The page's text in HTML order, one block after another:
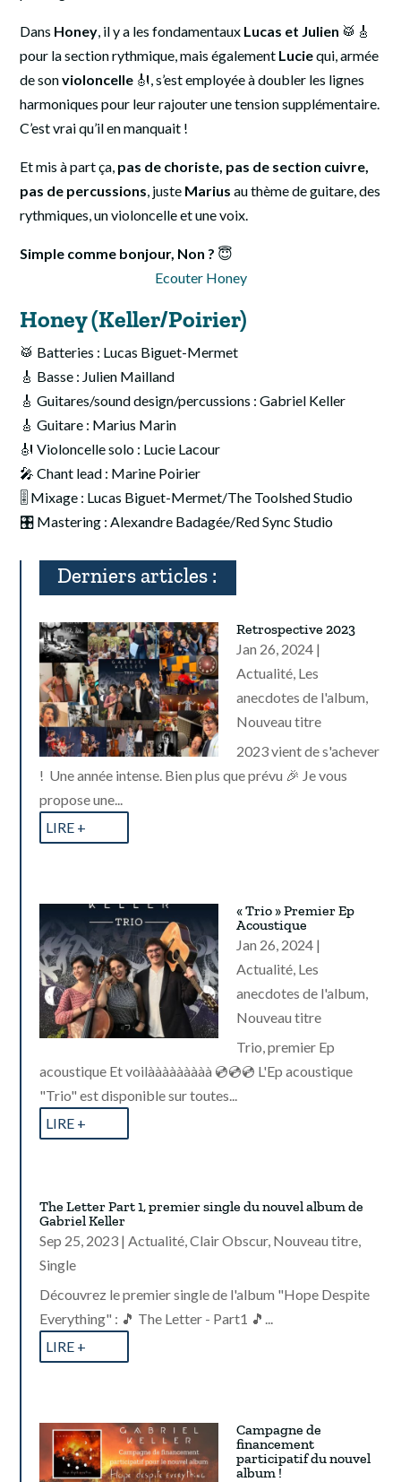
Dans Honey, il y a les fondamentaux Lucas et Julien 🥁🎸
pour la section rythmique, mais également Luciequi, armée
de sonvioloncelle 🎻, s’est employée à doubler les lignes
harmoniques pour leur rajouter une tension supplémentaire.
C’est vrai qu’il en manquait !
Et mis à part ça, pas de choriste, pas de section cuivre,
pas de percussions, juste Marius au thème de guitare, des
rythmiques, un violoncelle et une voix.
Simple comme bonjour, Non ? 😇
Ecouter Honey
Honey (Keller/Poirier)
🥁 Batteries : Lucas Biguet-Mermet
🎸 Basse : Julien Mailland
🎸 Guitares/sound design/percussions : Gabriel Keller
🎸 Guitare : Marius Marin
🎻 Violoncelle solo : Lucie Lacour
🎤 Chant lead : Marine Poirier
🎚️ Mixage : Lucas Biguet-Mermet/The Toolshed Studio
🎛️ Mastering : Alexandre Badagée/Red Sync Studio
Derniers articles :
Retrospective 2023
Jan 26, 2024 |
Actualité, Les
anecdotes de l'album,
Nouveau titre
2023 vient de s'achever
! Une année intense. Bien plus que prévu 🎉 Je vous
propose une...
LIRE +
« Trio » Premier Ep
Acoustique
Jan 26, 2024 |
Actualité, Les
anecdotes de l'album,
Nouveau titre
Trio, premier Ep
acoustique Et voilààààààààà 💿💿💿 L'Ep acoustique
"Trio" est disponible sur toutes...
LIRE +
The Letter Part 1, premier single du nouvel album de
Gabriel Keller
Sep 25, 2023 |Actualité,Clair Obscur, Nouveau titre,
Single
Découvrez le premier single de l'album "Hope Despite
Everything" : 🎵 The Letter - Part1 🎵...
LIRE +
Campagne de
financement
participatif du nouvel
album !